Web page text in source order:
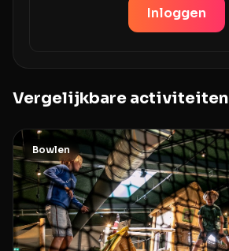
Inloggen
Vergelijkbare activiteiten
Bowlen